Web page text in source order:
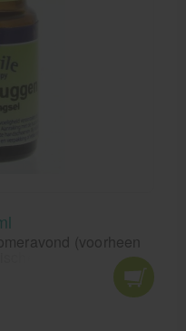
(voorheen
olie die muggen